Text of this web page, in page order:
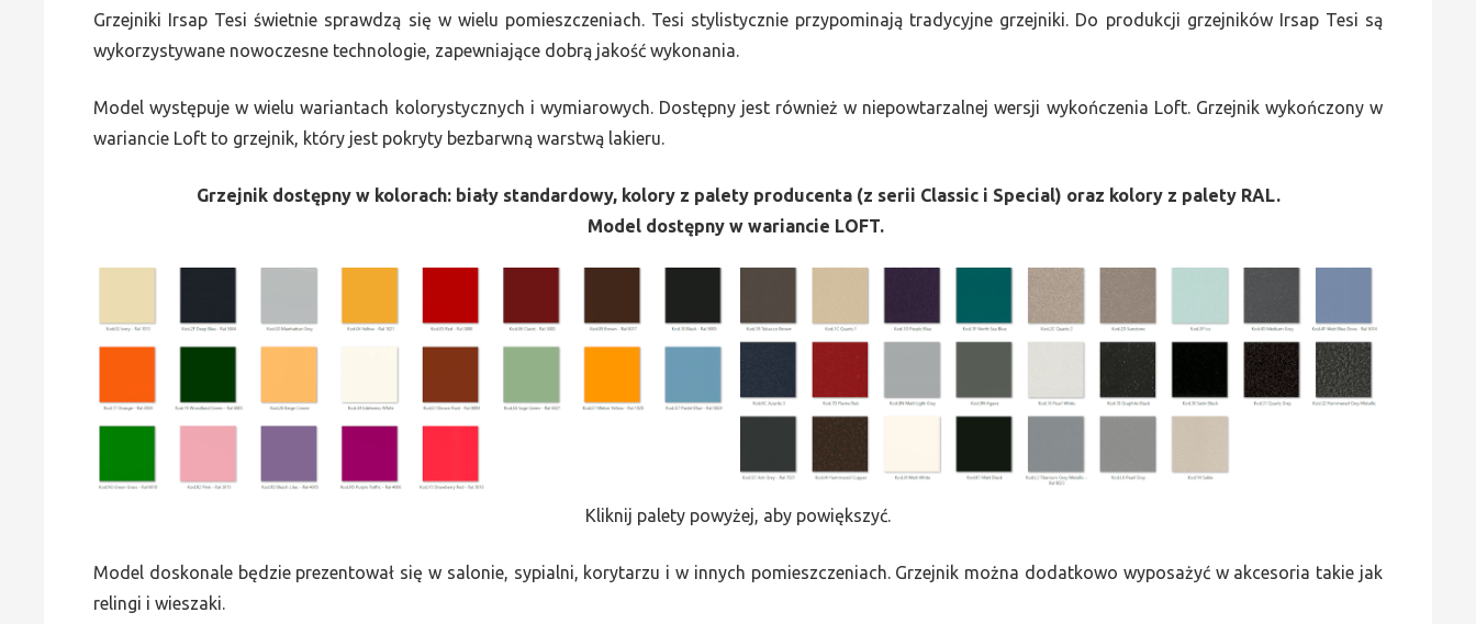
Grzejniki Irsap Tesi świetnie sprawdzą się w wielu pomieszczeniach. Tesi stylistycznie przypominają tradycyjne grzejniki. Do produkcji grzejników Irsap Tesi są
wykorzystywane nowoczesne technologie, zapewniające dobrą jakość wykonania.
Model występuje w wielu wariantach kolorystycznych i wymiarowych. Dostępny jest również w niepowtarzalnej wersji wykończenia Loft. Grzejnik wykończony w
wariancie Loft to grzejnik, który jest pokryty bezbarwną warstwą lakieru.
Grzejnik dostępny w kolorach: biały standardowy, kolory z palety producenta (z serii Classic i Special) oraz kolory z palety RAL.
Model dostępny w wariancie LOFT.
Kliknij palety powyżej, aby powiększyć.
Model doskonale będzie prezentował się w salonie, sypialni, korytarzu i w innych pomieszczeniach. Grzejnik można dodatkowo wyposażyć w akcesoria takie jak
relingi i wieszaki.